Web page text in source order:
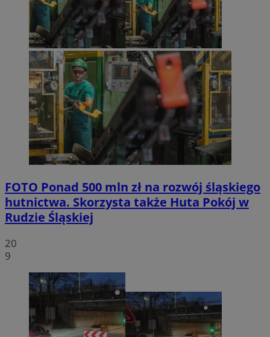
FOTO Ponad 500 mln zł na rozwój śląskiego
hutnictwa. Skorzysta także Huta Pokój w
Rudzie Śląskiej
20
9